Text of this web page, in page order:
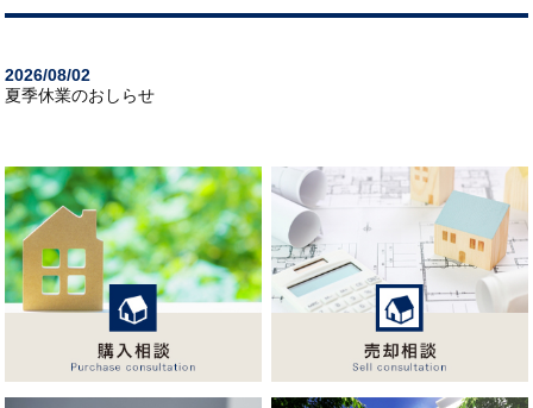
2026/08/02
夏季休業のおしらせ